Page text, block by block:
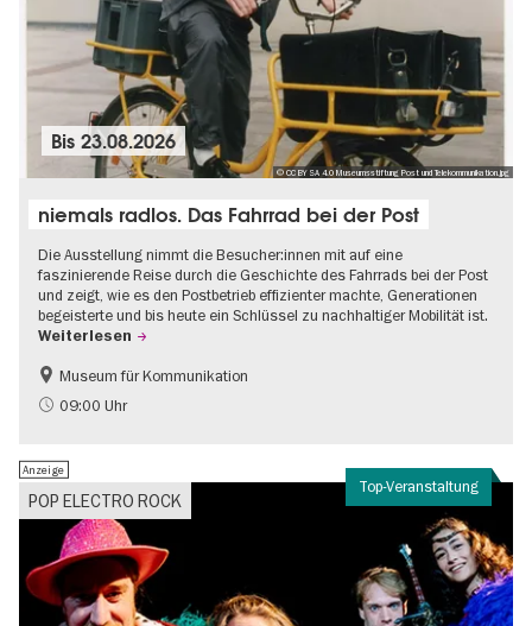
© CC BY SA 4.0 Museumsstiftung Post und Telekommunikation.jpg
Bis23.08.2026
niemals radlos. Das Fahrrad bei der Post
Die Ausstellung nimmt die Besucher:innen mit auf eine
faszinierende Reise durch die Geschichte des Fahrrads bei der Post
und zeigt, wie es den Postbetrieb effizienter machte, Generationen
begeisterte und bis heute ein Schlüssel zu nachhaltiger Mobilität ist.
Weiterlesen
Geschichte
Nachhaltigkeit
Museum für Kommunikation
09:00 Uhr
Top-Veranstaltung
POP ELECTRO ROCK
Anzeige